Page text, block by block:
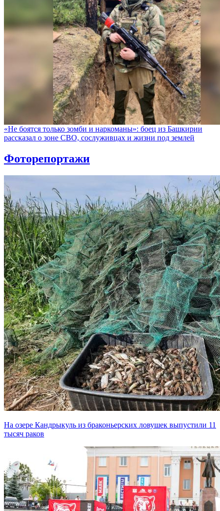
«Не боятся только зомби и наркоманы»: боец из Башкирии
рассказал о зоне СВО, сослуживцах и жизни под землей
Фоторепортажи
На озере Кандрыкуль из браконьерских ловушек выпустили 11
тысяч раков